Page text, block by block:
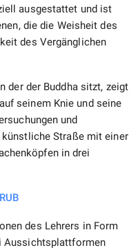
ausgestattet und ist
die die Weisheit des
des Vergänglichen
der der Buddha sitzt, zeigt
seinem Knie und seine
und
künstliche Straße mit einer
in drei
des Lehrers in Form
Aussichtsplattformen